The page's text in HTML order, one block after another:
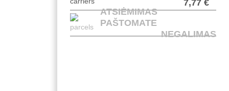
7,77 €
ATSIĖMIMAS
PAŠTOMATE
NEGALIMAS